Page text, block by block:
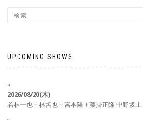
UPCOMING SHOWS
2026/08/20(木)
若林一也＋林哲也＋宮本隆＋藤掛正隆 中野坂上